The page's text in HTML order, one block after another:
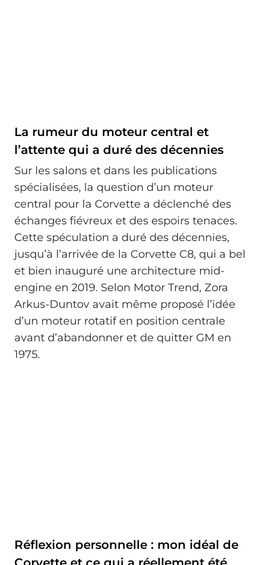
La rumeur du moteur central et
l’attente qui a duré des décennies
Sur les salons et dans les publications
spécialisées, la question d’un moteur
central pour la Corvette a déclenché des
échanges fiévreux et des espoirs tenaces.
Cette spéculation a duré des décennies,
jusqu’à l’arrivée de la Corvette C8, qui a bel
et bien inauguré une architecture mid-
engine en 2019. Selon Motor Trend, Zora
Arkus-Duntov avait même proposé l’idée
d’un moteur rotatif en position centrale
avant d’abandonner et de quitter GM en
1975.
Réflexion personnelle : mon idéal de